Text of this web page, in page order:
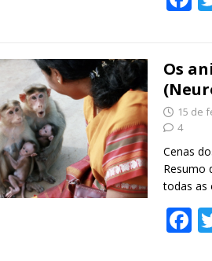
b
o
o
k
Os
15 de
4
Cenas
Resumo
todas as
F